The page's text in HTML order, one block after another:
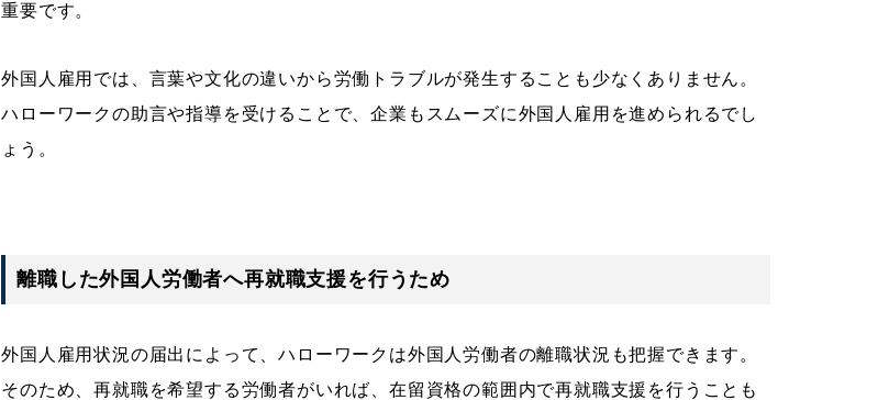
重要です。
外国人雇用では、言葉や文化の違いから労働トラブルが発生することも少なくありません。
ハローワークの助言や指導を受けることで、企業もスムーズに外国人雇用を進められるでし
ょう。
離職した外国人労働者へ再就職支援を行うため
外国人雇用状況の届出によって、ハローワークは外国人労働者の離職状況も把握できます。
そのため、再就職を希望する労働者がいれば、在留資格の範囲内で再就職支援を行うことも